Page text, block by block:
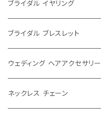
大ぶり
シンプル
パール
レース
ブライダル イヤリング
大ぶり
シンプル
パール
ブライダル ブレスレット
ウェディング ヘアアクセサリー
ウェディングティアラ
ネックレス チェーン